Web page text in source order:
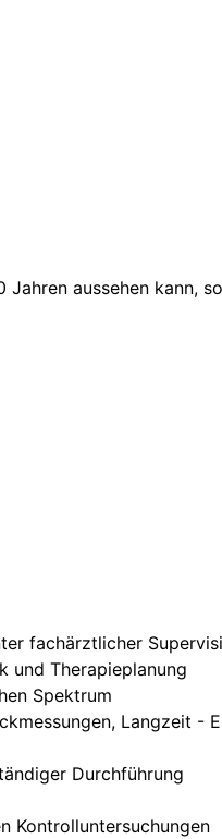
aussehen kann,
fachärztlicher
und Therapieplanung
Spektrum
Langzeit -
Durchführung
Kontrolluntersuchungen